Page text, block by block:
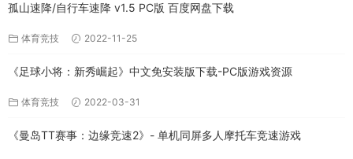
孤山速降/自行车速降 v1.5 PC版 百度网盘下载
体育竞技 2022-11-25
《足球小将：新秀崛起》中文免安装版下载-PC版游戏资源
体育竞技 2022-03-31
《曼岛TT赛事：边缘竞速2》- 单机同屏多人摩托车竞速游戏